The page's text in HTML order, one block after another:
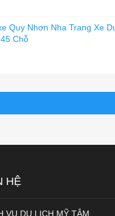
Quy Nhơn Nha Trang Xe
Chỗ
HỆ
VỤ DU LỊCH MỸ TÂM